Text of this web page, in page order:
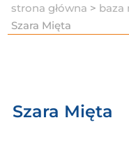
strona główna > baza
Szara Mięta
Szara Mięta